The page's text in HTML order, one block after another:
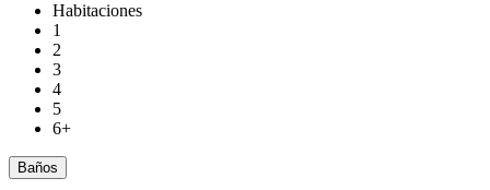
Habitaciones
1
2
3
4
5
6+
Baños